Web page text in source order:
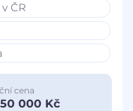
ČR
cena
000 Kč